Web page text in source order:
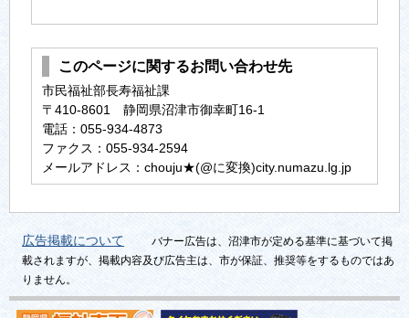
このページに関するお問い合わせ先
市民福祉部長寿福祉課
〒410-8601 静岡県沼津市御幸町16-1
電話：055-934-4873
ファクス：055-934-2594
メールアドレス：chouju★(@に変換)city.numazu.lg.jp
広告掲載について
バナー広告は、沼津市が定める基準に基づいて掲
載されますが、掲載内容及び広告主は、市が保証、推奨等をするものではあ
りません。